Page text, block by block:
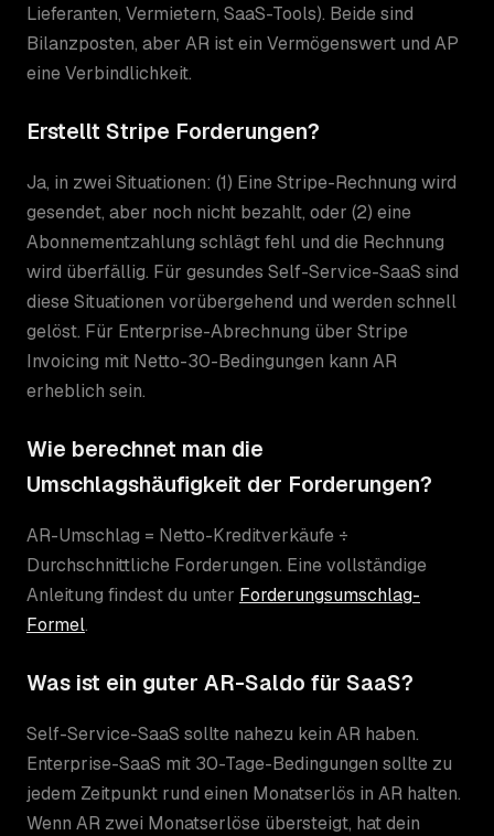
Lieferanten, Vermietern, SaaS-Tools). Beide sind
Bilanzposten, aber AR ist ein Vermögenswert und AP
eine Verbindlichkeit.
Erstellt Stripe Forderungen?
Ja, in zwei Situationen: (1) Eine Stripe-Rechnung wird
gesendet, aber noch nicht bezahlt, oder (2) eine
Abonnementzahlung schlägt fehl und die Rechnung
wird überfällig. Für gesundes Self-Service-SaaS sind
diese Situationen vorübergehend und werden schnell
gelöst. Für Enterprise-Abrechnung über Stripe
Invoicing mit Netto-30-Bedingungen kann AR
erheblich sein.
Wie berechnet man die
Umschlagshäufigkeit der Forderungen?
AR-Umschlag = Netto-Kreditverkäufe ÷
Durchschnittliche Forderungen. Eine vollständige
Anleitung findest du unter Forderungsumschlag-
Formel.
Was ist ein guter AR-Saldo für SaaS?
Self-Service-SaaS sollte nahezu kein AR haben.
Enterprise-SaaS mit 30-Tage-Bedingungen sollte zu
jedem Zeitpunkt rund einen Monatserlös in AR halten.
Wenn AR zwei Monatserlöse übersteigt, hat dein